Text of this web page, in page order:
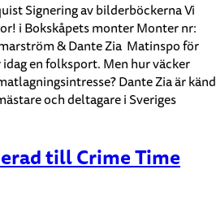
Signering av bilderböckerna Vi
i Bokskåpets monter Monter nr:
& Dante Zia Matinspo för
en folksport. Men hur väcker
Dante Zia är känd
och deltagare i Sveriges
till Crime Time